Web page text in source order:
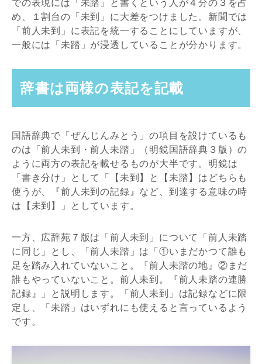
め、１割台の「未到」に大差をつけました。新聞では
「前人未到」に表記を統一することにしていますが、
一般には「未踏」が浸透していることが分かります。
辞書は両様の表記を記載
国語辞典で「ぜんじんみとう」の項目を設けているも
のは「前人未到・前人未踏」（明鏡国語辞典３版）の
ように両方の表記を載せるものが大半です。明鏡は
「書き分け」として「【未到】と【未踏】はどちらも
使うが、『前人未到の記録』など、到達する意味の時
は【未到】」としています。
一方、広辞苑７版は「前人未到」について「前人未踏
に同じ」とし、「前人未踏」は「①いまだかつて誰も
足を踏み入れていないこと。『前人未踏の地』②まだ
誰もやっていないこと。前人未到。『前人未踏の連勝
記録』」と説明します。「前人未到」は記録などに限
定し、「未踏」はいずれにも使えると言っているよう
です。